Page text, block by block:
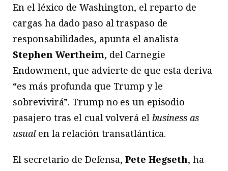
En el léxico de Washington, el reparto de
cargas ha dado paso al traspaso de
responsabilidades, apunta el analista
Stephen Wertheim, del Carnegie
Endowment, que advierte de que esta deriva
“es más profunda que Trump y le
sobrevivirá”. Trump no es un episodio
pasajero tras el cual volverá el business as
usual en la relación transatlántica.
El secretario de Defensa,Pete Hegseth, ha